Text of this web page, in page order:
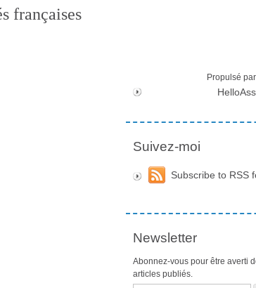
françaises
Propulsé par
Suivez-moi
Subscribe to RSS
Newsletter
Abonnez-vous pour être averti
articles publiés.